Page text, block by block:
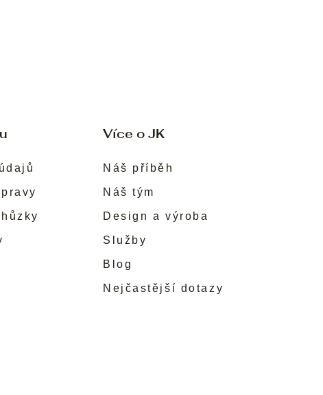
Více o JK
Náš příběh
Náš tým
Design a výroba
Služby
Blog
Nejčastější dotazy